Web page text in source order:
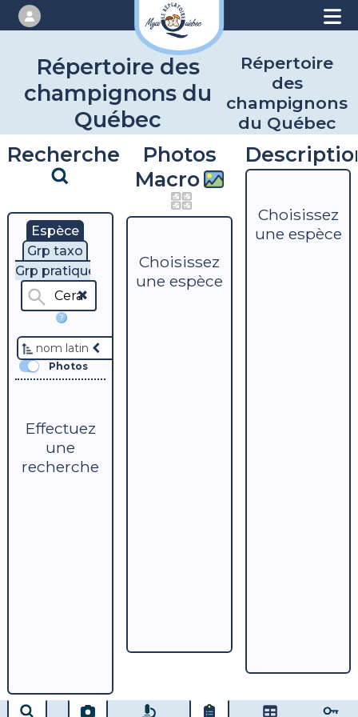
Répertoire des
champignons du
Québec
Répertoire
des
champignons
du Québec
Recherche
Espèce
Grp taxo
Grp pratique
?
nom latin
Photos
Effectuez
une
recherche
Photos
Macro
Choisissez
une espèce
Choisissez
une espèce